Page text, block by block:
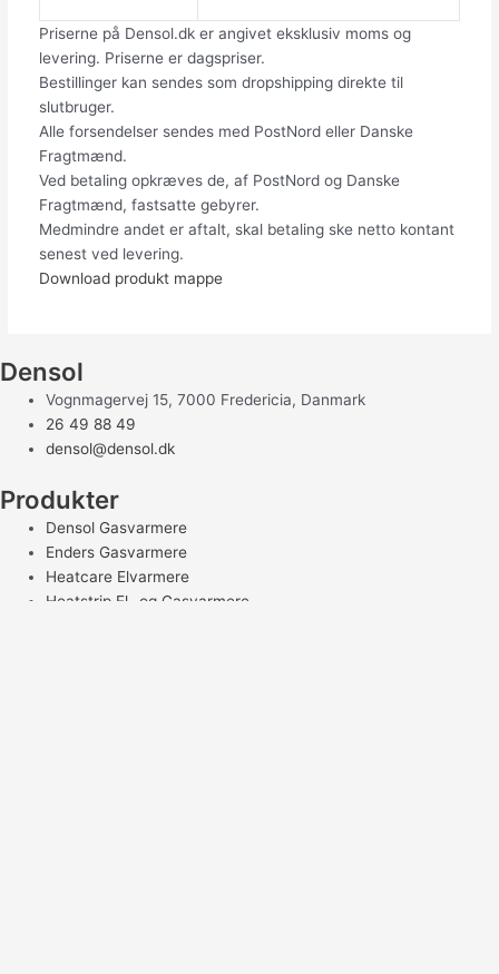
Priserne på Densol.dk er angivet eksklusiv moms og
levering. Priserne er dagspriser.
Bestillinger kan sendes som dropshipping direkte til
slutbruger.
Alle forsendelser sendes med PostNord eller Danske
Fragtmænd.
Ved betaling opkræves de, af PostNord og Danske
Fragtmænd, fastsatte gebyrer.
Medmindre andet er aftalt, skal betaling ske netto kontant
senest ved levering.
Download produkt mappe
Densol
Vognmagervej 15, 7000 Fredericia, Danmark
26 49 88 49
densol@densol.dk
Produkter
Densol Gasvarmere
Enders Gasvarmere
Heatcare Elvarmere
Heatstrip El- og Gasvarmere